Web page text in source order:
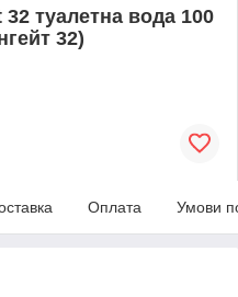
туалетна вода 100
32)
Оплата Умови